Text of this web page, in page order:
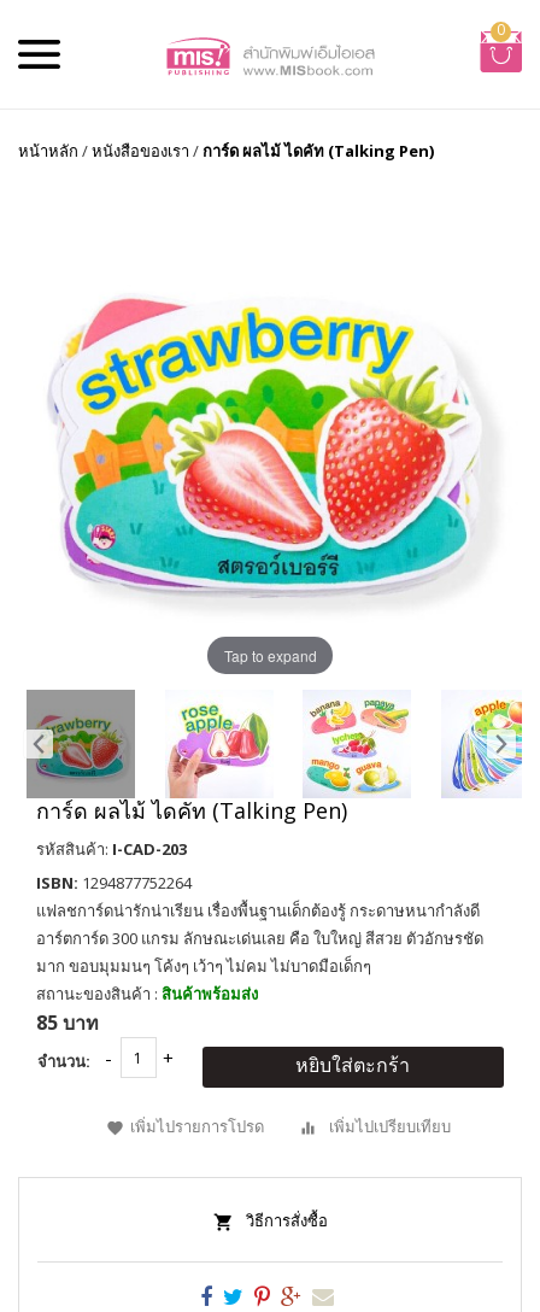
0
หน้าหลัก /หนังสือของเรา /การ์ด ผลไม้ ไดคัท (Talking Pen)
Tap to expand
การ์ด ผลไม้ ไดคัท (Talking Pen)
รหัสสินค้า: I-CAD-203
ISBN: 1294877752264
แฟลชการ์ดน่ารักน่าเรียน เรื่องพื้นฐานเด็กต้องรู้ กระดาษหนากำลังดี
อาร์ตการ์ด 300 แกรม ลักษณะเด่นเลย คือ ใบใหญ่ สีสวย ตัวอักษรชัด
มาก ขอบมุมมนๆ โค้งๆ เว้าๆ ไม่คม ไม่บาดมือเด็กๆ
สถานะของสินค้า : สินค้าพร้อมส่ง
85 บาท
จำนวน: หยิบใส่ตะกร้า
เพิ่มไปรายการโปรด เพิ่มไปเปรียบเทียบ
วิธีการสั่งซื้อ